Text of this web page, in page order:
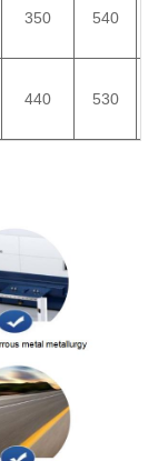
350 540
440 530